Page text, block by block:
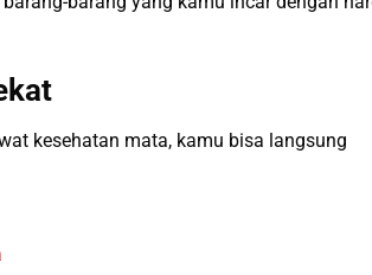
kesehatan mata, kamu bisa langsung